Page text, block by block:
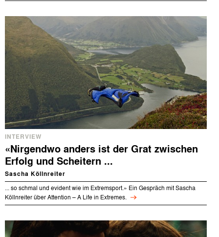
INTERVIEW
«Nirgendwo anders ist der Grat zwischen
Erfolg und Scheitern ...
Sascha Köllnreiter
... so schmal und evident wie im Extremsport.» Ein Gespräch mit Sascha
Köllnreiter über Attention – A Life in Extremes.